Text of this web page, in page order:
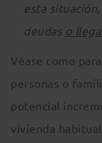
esta
deudas o
Véase como
personas o
potencial
vivienda